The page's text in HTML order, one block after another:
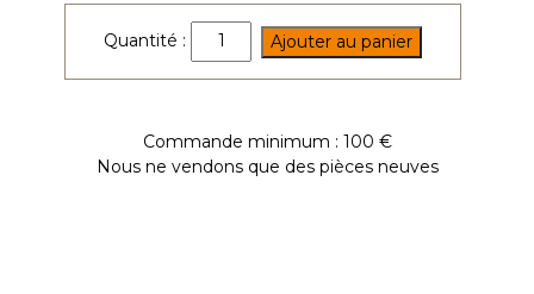
Quantité :
quantité
de
Ajouter au panier
Commande minimum : 100 €
Nous ne vendons que des pièces neuves